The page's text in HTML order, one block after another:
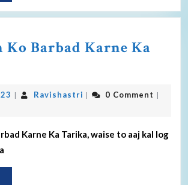
Ko Barbad Karne Ka
| Ravishastri | 0 Comment |